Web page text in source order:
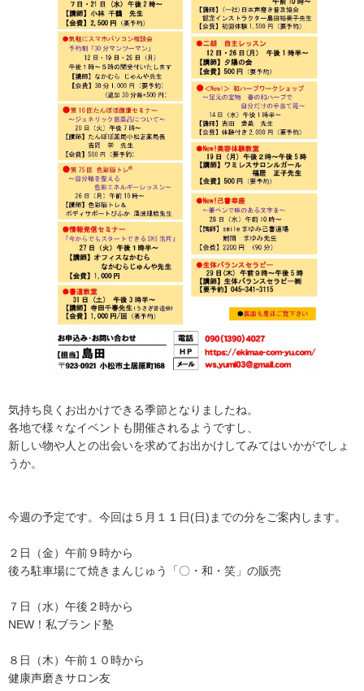
気持ち良くお出かけできる季節となりましたね。
各地で様々なイベントも開催されるようですし、
新しい物や人との出会いを求めてお出かけしてみてはいかがでしょ
うか。
今週の予定です。今回は５月１１日(日)までの分をご案内します。
２日（金）午前９時から
後ろ駐車場にて焼きまんじゅう「〇・和・笑」の販売
７日（水）午後２時から
NEW！私ブランド塾
８日（木）午前１０時から
健康声磨きサロン友